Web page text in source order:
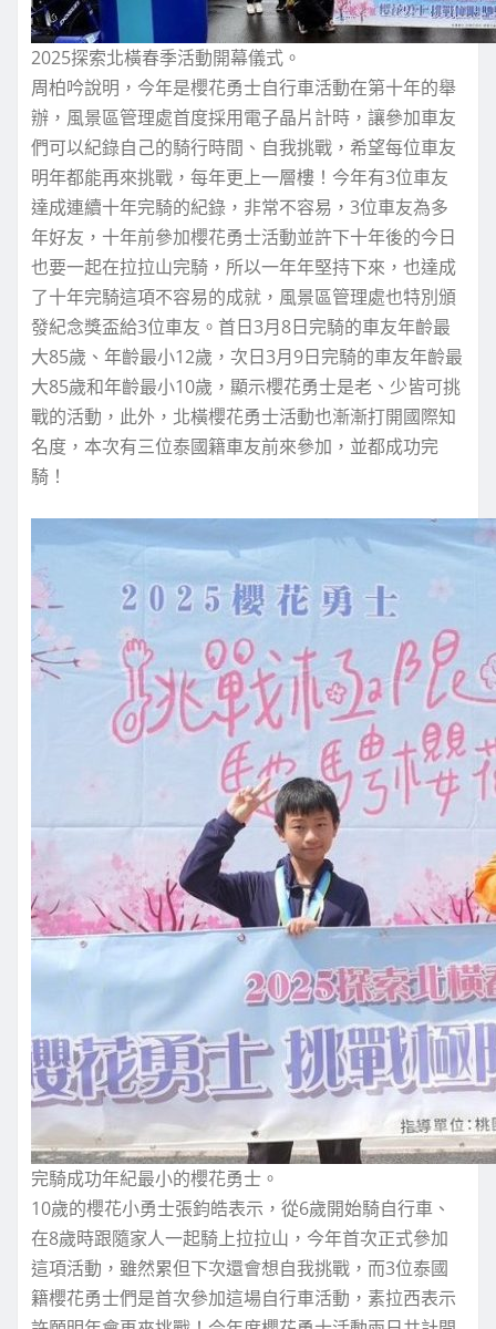
2025探索北橫春季活動開幕儀式。
周柏吟說明，今年是櫻花勇士自行車活動在第十年的舉
辦，風景區管理處首度採用電子晶片計時，讓參加車友
們可以紀錄自己的騎行時間、自我挑戰，希望每位車友
明年都能再來挑戰，每年更上一層樓！今年有3位車友
達成連續十年完騎的紀錄，非常不容易，3位車友為多
年好友，十年前參加櫻花勇士活動並許下十年後的今日
也要一起在拉拉山完騎，所以一年年堅持下來，也達成
了十年完騎這項不容易的成就，風景區管理處也特別頒
發紀念獎盃給3位車友。首日3月8日完騎的車友年齡最
大85歲、年齡最小12歲，次日3月9日完騎的車友年齡最
大85歲和年齡最小10歲，顯示櫻花勇士是老、少皆可挑
戰的活動，此外，北橫櫻花勇士活動也漸漸打開國際知
名度，本次有三位泰國籍車友前來參加，並都成功完
騎！
完騎成功年紀最小的櫻花勇士。
10歲的櫻花小勇士張鈞皓表示，從6歲開始騎自行車、
在8歲時跟隨家人一起騎上拉拉山，今年首次正式參加
這項活動，雖然累但下次還會想自我挑戰，而3位泰國
籍櫻花勇士們是首次參加這場自行車活動，素拉西表示